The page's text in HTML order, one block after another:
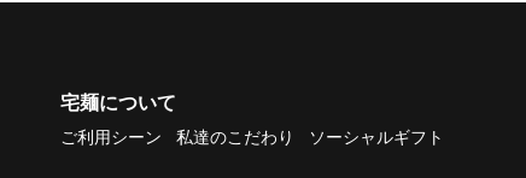
宅麺について
ご利用シーン 私達のこだわり ソーシャルギフト